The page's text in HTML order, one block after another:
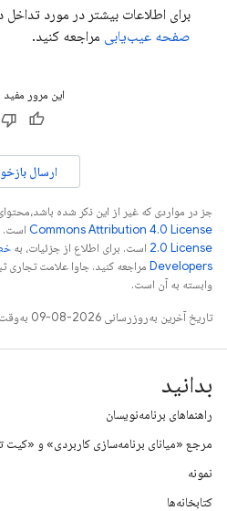
برای اطلاعات بیشتر در مورد تداخل
صفحه عیب‌یابی مراجعه کنید.
این مرور مفید
ارسال
جز در مواردی که غیر از این ذکر شده
Commons Attribution 4.0 License است.
2.0 License است. برای اطلاع از جزئیات، به
Developers‏
وابسته به آن است.
تاریخ آخرین به‌روزرسانی 2026-08-09 به‌وقت ساعت هماهنگ جهانی.
بدانید
راهنماهای برنامه‌نویسان
مرجع «میانای برنامه‌سازی کاربردی» و «کیت
نمونه
کتابخانه‌ها